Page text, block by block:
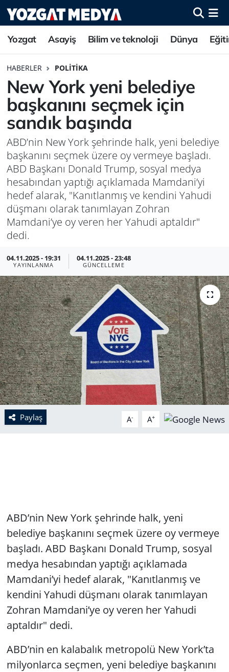
Yozgat Asayiş Bilim ve teknoloji Dünya
HABERLER POLITIKA
New York yeni belediye
başkanını seçmek için
sandık başında
ABD’nin New York şehrinde halk, yeni belediye
başkanını seçmek üzere oy vermeye başladı.
ABD Başkanı Donald Trump, sosyal medya
hesabından yaptığı açıklamada Mamdani’yi
hedef alarak, "Kanıtlanmış ve kendini Yahudi
düşmanı olarak tanımlayan Zohran
Mamdani’ye oy veren her Yahudi aptaldır"
dedi.
04.11.2025 - 19:31
YAYINLANMA
04.11.2025 - 23:48
GÜNCELLEME
Paylaş A- A+
ABD’nin New York şehrinde halk, yeni
belediye başkanını seçmek üzere oy vermeye
başladı. ABD Başkanı Donald Trump, sosyal
medya hesabından yaptığı açıklamada
Mamdani’yi hedef alarak, "Kanıtlanmış ve
kendini Yahudi düşmanı olarak tanımlayan
Zohran Mamdani’ye oy veren her Yahudi
aptaldır" dedi.
ABD’nin en kalabalık metropolü New York’ta
milyonlarca seçmen, yeni belediye başkanını